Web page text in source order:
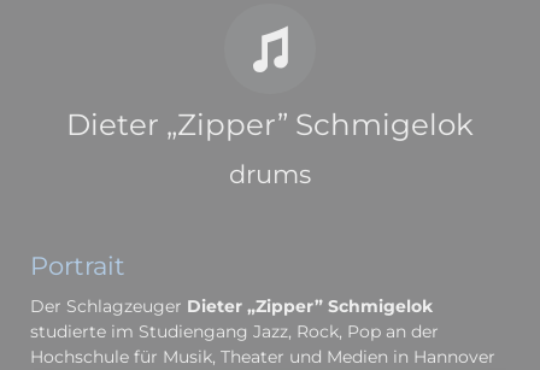
Dieter „Zipper” Schmigelok
drums
Portrait
Der Schlagzeuger Dieter „Zipper” Schmigelok
studierte im Studiengang Jazz, Rock, Pop an der
Hochschule für Musik, Theater und Medien in Hannover